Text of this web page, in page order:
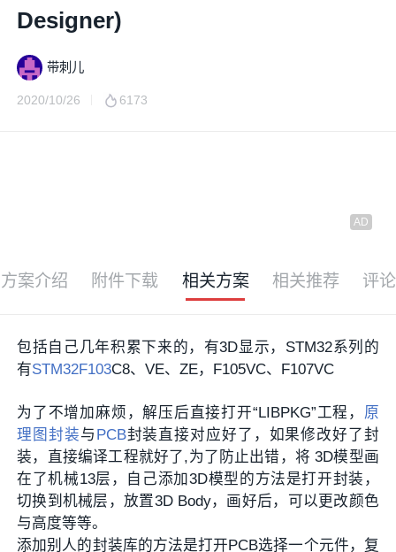
Designer)
带刺儿
2020/10/26 6173
方案介绍 附件下载 相关方案 相关推荐 评论
包括自己几年积累下来的，有3D显示，STM32系列的
有STM32F103C8、VE、ZE，F105VC、F107VC
为了不增加麻烦，解压后直接打开“LIBPKG”工程， 原
理图 封装与 PCB封装直接对应好了，如果修改好了封
装，直接编译工程就好了,为了防止出错，将 3D模型画
在了机械13层，自己添加3D模型的方法是打开封装，
切换到机械层，放置3D Body，画好后，可以更改颜色
与高度等等。
添加别人的封装库的方法是打开PCB选择一个元件，复